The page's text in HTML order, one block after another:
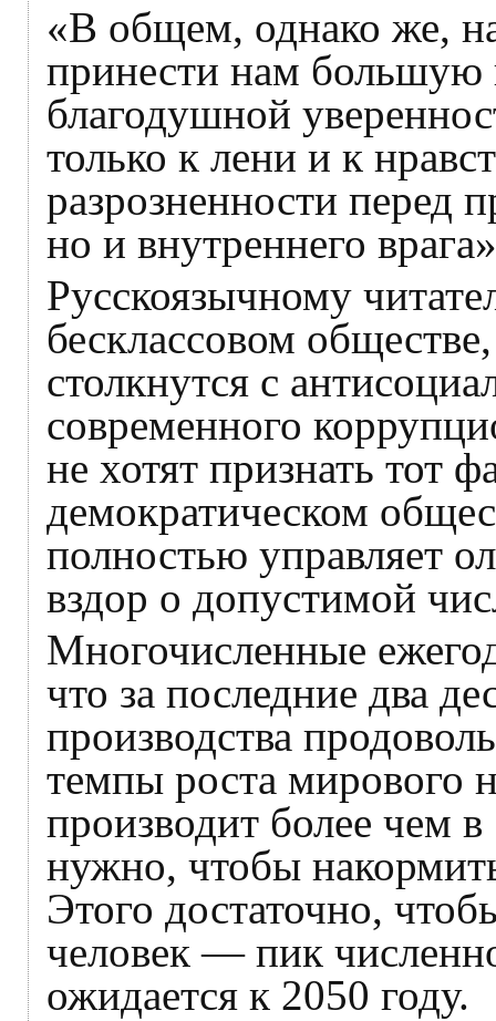
«В общем, однако же,
принести нам большую
благодушной
только к лени и к
разрозненности перед
но и внутреннего
Русскоязычному
бесклассовом
столкнутся с
современного
не хотят признать тот
демократическом
полностью управляет
вздор о допустимой
Многочисленные
что за последние два
производства
темпы роста мирового
производит более чем
нужно, чтобы
Этого достаточно,
человек — пик
ожидается к 2050 году.